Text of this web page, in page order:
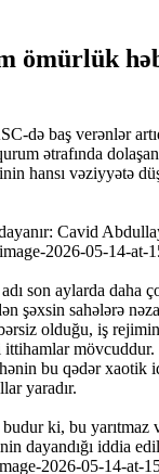
ömürlük
də baş verənlər
ətrafında
hansı vəziyyətə
Cavid
son aylarda daha
şəxsin sahələrə
olduğu, iş
ittihamlar
bu qədər xaotik
yaradır.
ki, bu yarıtmaz
dayandığı iddia